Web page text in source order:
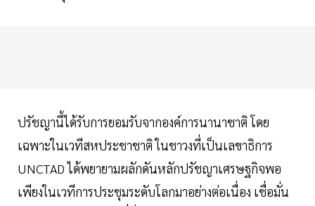
ปรัชญานี้ได้รับการยอมรับจากองค์การนานาชาติ โดย
เฉพาะในเวทีสหประชาชาติ ในชาวงที่เป็นเลขาธิการ
UNCTAD ได้พยายามผลักดันหลักปรัชญาเศรษฐกิจพอ
เพียงในเวทีการประชุมระดับโลกมาอย่างต่อเนื่อง เชื่อมั่น